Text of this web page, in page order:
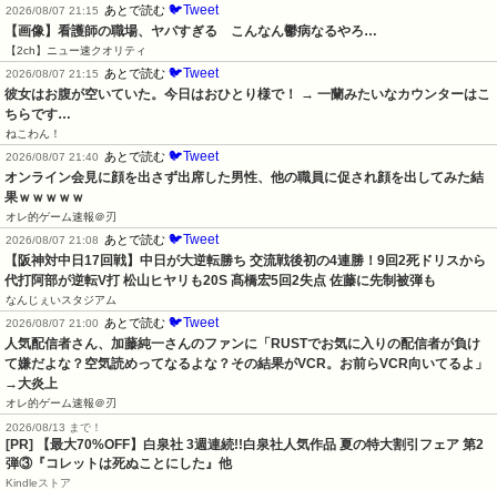
2026/08/07 21:15
あとで読む 🐦Tweet
【画像】看護師の職場、ヤバすぎる　こんなん鬱病なるやろ…
【2ch】ニュー速クオリティ
2026/08/07 21:15
あとで読む 🐦Tweet
彼女はお腹が空いていた。今日はおひとり様で！ → 一蘭みたいなカウンターはこ
ちらです…
ねこわん！
2026/08/07 21:40
あとで読む 🐦Tweet
オンライン会見に顔を出さず出席した男性、他の職員に促され顔を出してみた結
果ｗｗｗｗｗ
オレ的ゲーム速報＠刃
2026/08/07 21:08
あとで読む 🐦Tweet
【阪神対中日17回戦】中日が大逆転勝ち 交流戦後初の4連勝！9回2死ドリスから
代打阿部が逆転V打 松山ヒヤリも20S 髙橋宏5回2失点 佐藤に先制被弾も
なんじぇいスタジアム
2026/08/07 21:00
あとで読む 🐦Tweet
人気配信者さん、加藤純一さんのファンに「RUSTでお気に入りの配信者が負け
て嫌だよな？空気読めってなるよな？その結果がVCR。お前らVCR向いてるよ」
→大炎上
オレ的ゲーム速報＠刃
2026/08/13 まで！
[PR] 【最大70%OFF】白泉社 3週連続!!白泉社人気作品 夏の特大割引フェア 第2
弾③『コレットは死ぬことにした』他
Kindleストア